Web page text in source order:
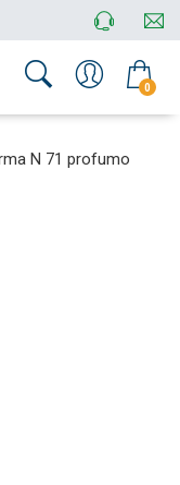
0
N 71 profumo